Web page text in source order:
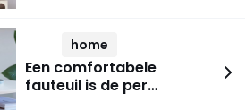
home
Een comfortabele
fauteuil is de per…